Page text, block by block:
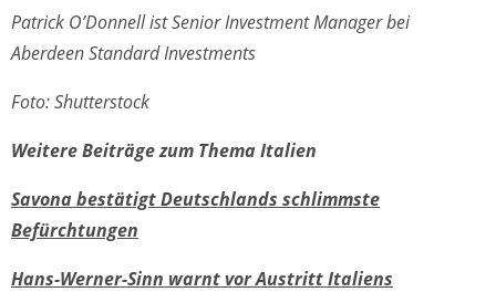
Patrick O’Donnell ist Senior Investment Manager bei
Aberdeen Standard Investments
Foto: Shutterstock
Weitere Beiträge zum Thema Italien
Savona bestätigt Deutschlands schlimmste
Befürchtungen
Hans-Werner-Sinn warnt vor Austritt Italiens